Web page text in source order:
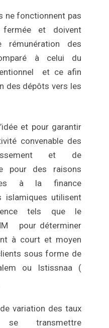
ne fonctionnent pas
et doivent
des
à celui du
et ce afin
des dépôts vers les
et pour garantir
convenable des
et de
pour des raisons
à la finance
islamiques utilisent
tels que le
pour déterminer
à court et moyen
sous forme de
ou Istissnaa (
variation des taux
se transmettre